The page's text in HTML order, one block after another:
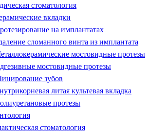
стоматология
вкладки
на имплантатах
сломанного винта из имплантата
мостовидные протезы
мостовидные протезы
зубов
литая культевая вкладка
протезы
стоматология